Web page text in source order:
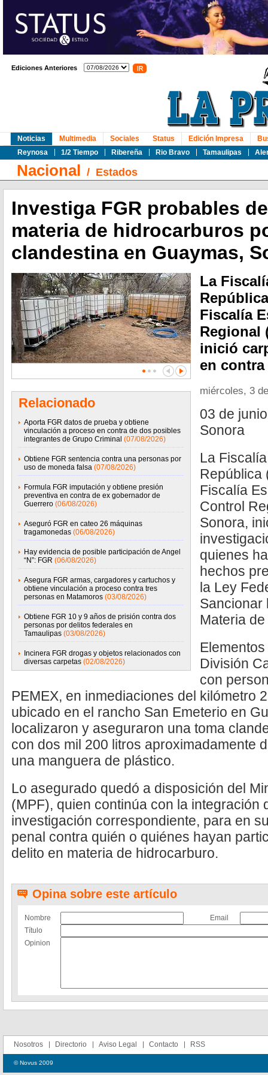
Ediciones Anteriores
Noticias
Reynosa
1/2 Tiempo Ribereña Rio Bravo Tamaulipas
Multimedia Sociales Status Edición Impresa
Nacional / Estados
Investiga FGR probables
materia de hidrocarburos
clandestina en Guaymas,
Relacionado
Aporta FGR datos de prueba y obtiene
vinculación a proceso en contra de dos posibles
integrantes de Grupo Criminal (07/08/2026)
Obtiene FGR sentencia contra una personas por
uso de moneda falsa (07/08/2026)
Formula FGR imputación y obtiene presión
preventiva en contra de ex gobernador de
Guerrero (06/08/2026)
Aseguró FGR en cateo 26 máquinas
tragamonedas (06/08/2026)
Hay evidencia de posible participación de Angel
“N”: FGR (06/08/2026)
Asegura FGR armas, cargadores y cartuchos y
obtiene vinculación a proceso contra tres
personas en Matamoros (03/08/2026)
Obtiene FGR 10 y 9 años de prisión contra dos
personas por delitos federales en
Tamaulipas (03/08/2026)
Incinera FGR drogas y objetos relacionados con
diversas carpetas (02/08/2026)
La
Fiscalía
Regional
inició
en
miércoles, 3
03 de
Sonora
La
República
Fiscalía
Control
Sonora,
quienes
hechos
la Ley
Sancionar
Materia
División
con
PEMEX, en inmediaciones del kilómetro
ubicado en el rancho San Emeterio en
localizaron y aseguraron una toma
con dos mil 200 litros aproximadamente
una manguera de plástico.
Lo asegurado quedó a disposición del
(MPF), quien continúa con la integración
investigación correspondiente, para en
penal contra quién o quiénes hayan
delito en materia de hidrocarburo.
Opina sobre este artículo
Nombre
Email
Título
Opinion
Nosotros Directorio Aviso Legal Contacto RSS
© Novus 2009